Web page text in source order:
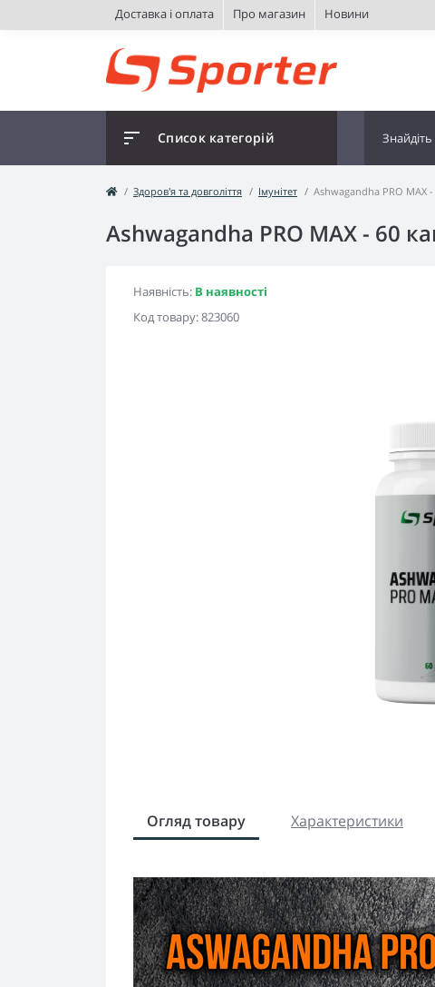
Доставка і оплата Про магазин Новини
Список категорій
Здоров'я та довголіття Імунітет Ashwagandha PRO MAX
Ashwagandha PRO MAX - 60
Наявність: В наявності
Код товару:823060
Огляд товару Характеристики